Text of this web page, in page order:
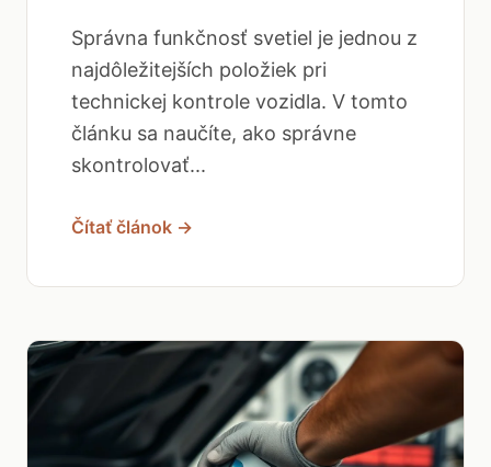
Správna funkčnosť svetiel je jednou z
najdôležitejších položiek pri
technickej kontrole vozidla. V tomto
článku sa naučíte, ako správne
skontrolovať...
Čítať článok →